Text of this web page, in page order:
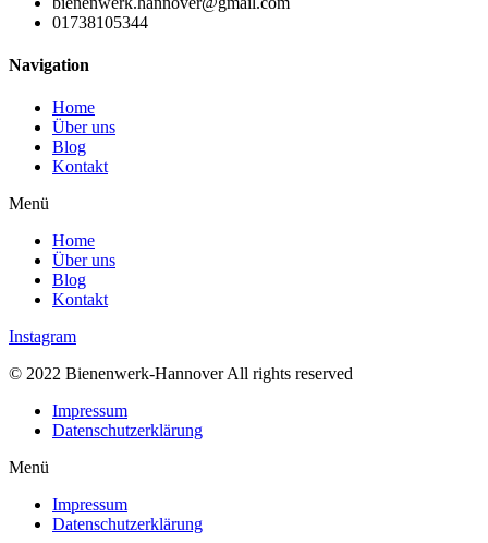
01738105344
Navigation
Home
Über uns
Blog
Kontakt
Menü
Home
Über uns
Blog
Kontakt
Instagram
© 2022 Bienenwerk-Hannover All rights reserved
Impressum
Datenschutzerklärung
Menü
Impressum
Datenschutzerklärung